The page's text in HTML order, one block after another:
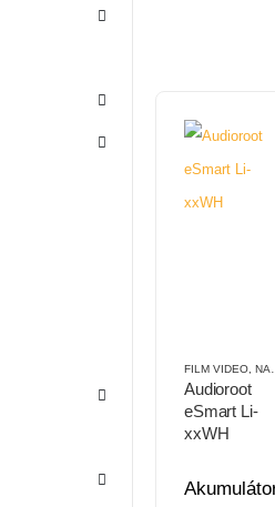
FILM VIDEO NAPÁJENÍ
Audioroot
eSmart Li-
xxWH